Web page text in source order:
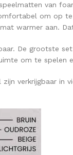
van
om op
warmer aan.
De grootste
om te spelen
verkrijgbaar in